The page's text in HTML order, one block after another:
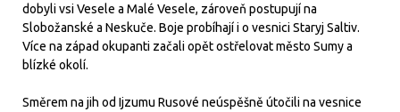
dobyli vsi Vesele a Malé Vesele, zároveň postupují na
Slobožanské a Neskuče. Boje probíhají i o vesnici Staryj Saltiv.
Více na západ okupanti začali opět ostřelovat město Sumy a
blízké okolí.
Směrem na jih od Ijzumu Rusové neúspěšně útočili na vesnice